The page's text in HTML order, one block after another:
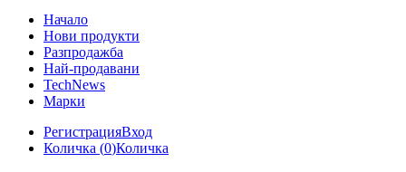
Начало
Нови продукти
Разпродажба
Най-продавани
TechNews
Марки
РегистрацияВход
Количка (0)Количка